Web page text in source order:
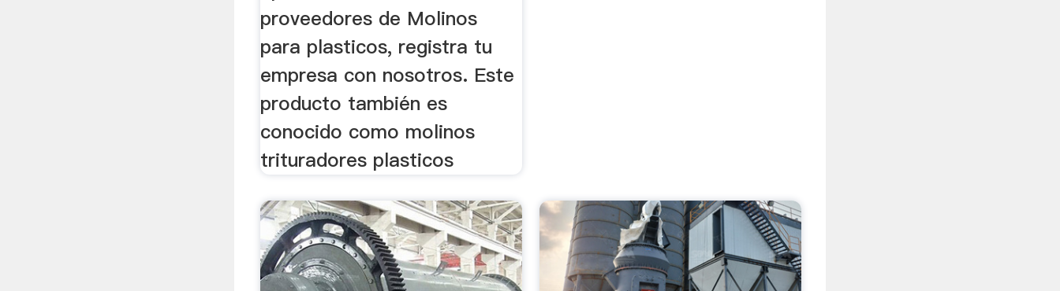
proveedores de Molinos
para plasticos, registra tu
empresa con nosotros. Este
producto también es
conocido como molinos
trituradores plasticos